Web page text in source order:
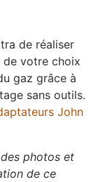
de réaliser
de votre choix
gaz grâce à
sans outils.
John
photos et
de ce